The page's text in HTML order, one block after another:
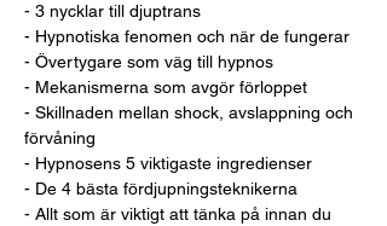
- 3 nycklar till djuptrans
- Hypnotiska fenomen och när de fungerar
- Övertygare som väg till hypnos
- Mekanismerna som avgör förloppet
- Skillnaden mellan shock, avslappning och
förvåning
- Hypnosens 5 viktigaste ingredienser
- De 4 bästa fördjupningsteknikerna
- Allt som är viktigt att tänka på innan du